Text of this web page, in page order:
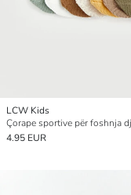
LCW Kids
4.95 EUR